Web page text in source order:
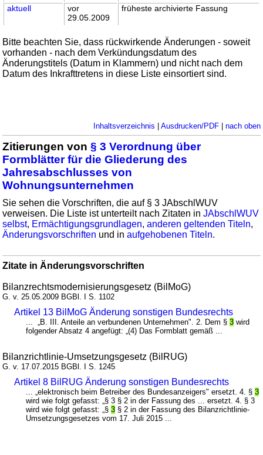
aktuell
vor
29.05.2009
früheste archivierte Fassung
Bitte beachten Sie, dass rückwirkende Änderungen - soweit
vorhanden - nach dem Verkündungsdatum des
Änderungstitels (Datum in Klammern) und nicht nach dem
Datum des Inkrafttretens in diese Liste einsortiert sind.
Inhaltsverzeichnis Ausdrucken/PDF| nach oben
Zitierungen von§ 3 Verordnung über
Formblätter für die Gliederung des
Jahresabschlusses von
Wohnungsunternehmen
Sie sehen die Vorschriften, die auf § 3 JAbschlWUV
verweisen. Die Liste ist unterteilt nach Zitaten inJAbschlWUV
selbst, Ermächtigungsgrundlagen,anderen geltenden Titeln,
Änderungsvorschriften und inaufgehobenen Titeln.
Zitate in Änderungsvorschriften
Bilanzrechtsmodernisierungsgesetz (BilMoG)
G. v. 25.05.2009 BGBl. I S. 1102
Artikel 13 BilMoG Änderung sonstigen Bundesrechts
... „B. III. Anteile an verbundenen Unternehmen". 2. Dem §3 wird
folgender Absatz 4 angefügt: „(4) Das Formblatt gemäß ...
Bilanzrichtlinie-Umsetzungsgesetz (BilRUG)
G. v. 17.07.2015 BGBl. I S. 1245
Artikel 8 BilRUG Änderung sonstigen Bundesrechts
... „elektronisch beim Betreiber des Bundesanzeigers" ersetzt. 4. §3
wird wie folgt gefasst: „§ 3 § 2 in der Fassung des ... ersetzt. 4. § 3
wird wie folgt gefasst: „§3 § 2 in der Fassung des Bilanzrichtlinie-
Umsetzungsgesetzes vom 17. Juli 2015 ...